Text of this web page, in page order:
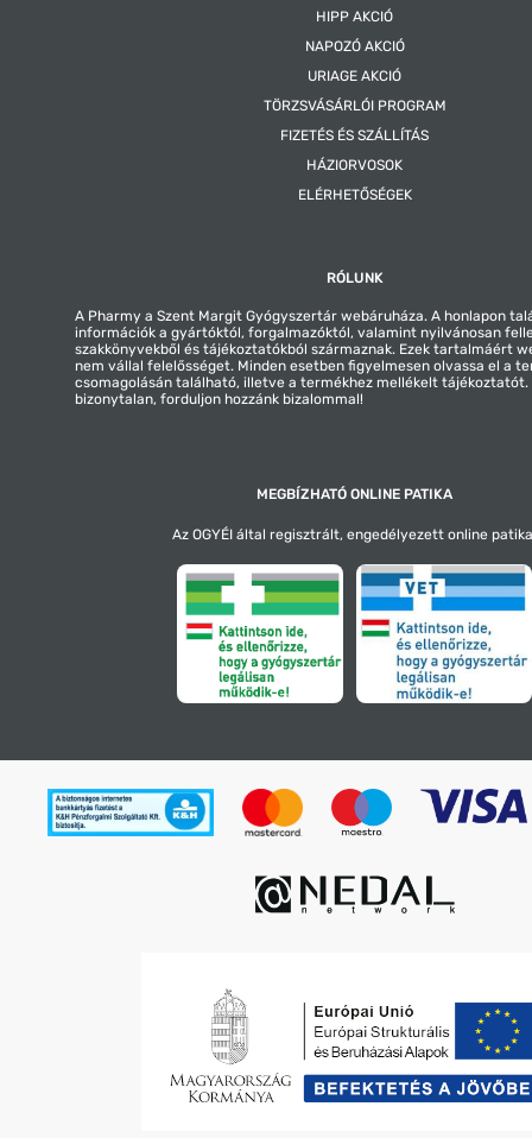
HIPP AKCIÓ
NAPOZÓ AKCIÓ
URIAGE AKCIÓ
TÖRZSVÁSÁRLÓI PROGRAM
FIZETÉS ÉS SZÁLLÍTÁS
HÁZIORVOSOK
ELÉRHETŐSÉGEK
RÓLUNK
A Pharmy a Szent Margit Gyógyszertár webáruháza. A honlapon
információk a gyártóktól, forgalmazóktól, valamint nyilvánosan
szakkönyvekből és tájékoztatókból származnak. Ezek tartalmáért
nem vállal felelősséget. Minden esetben figyelmesen olvassa el a
csomagolásán található, illetve a termékhez mellékelt tájékoztatót.
bizonytalan, forduljon hozzánk bizalommal!
MEGBÍZHATÓ ONLINE PATIKA
Az OGYÉI által regisztrált, engedélyezett online